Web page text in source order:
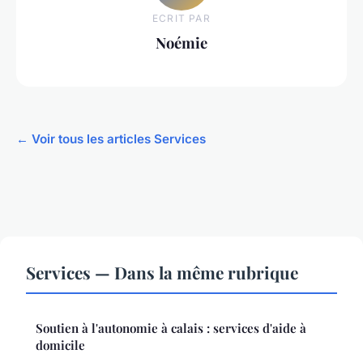
ECRIT PAR
Noémie
← Voir tous les articles Services
Services — Dans la même rubrique
Soutien à l'autonomie à calais : services d'aide à
domicile